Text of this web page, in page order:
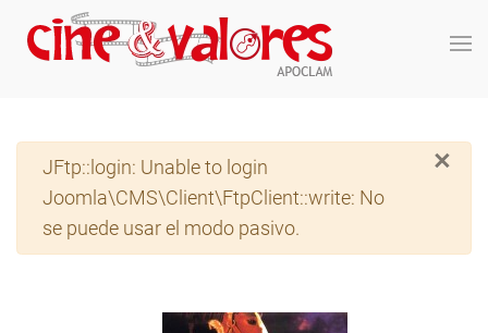
Skip to main content
×
Advertencia
JFtp::login: Unable to login
Joomla\CMS\Client\FtpClient::write: No
se puede usar el modo pasivo.